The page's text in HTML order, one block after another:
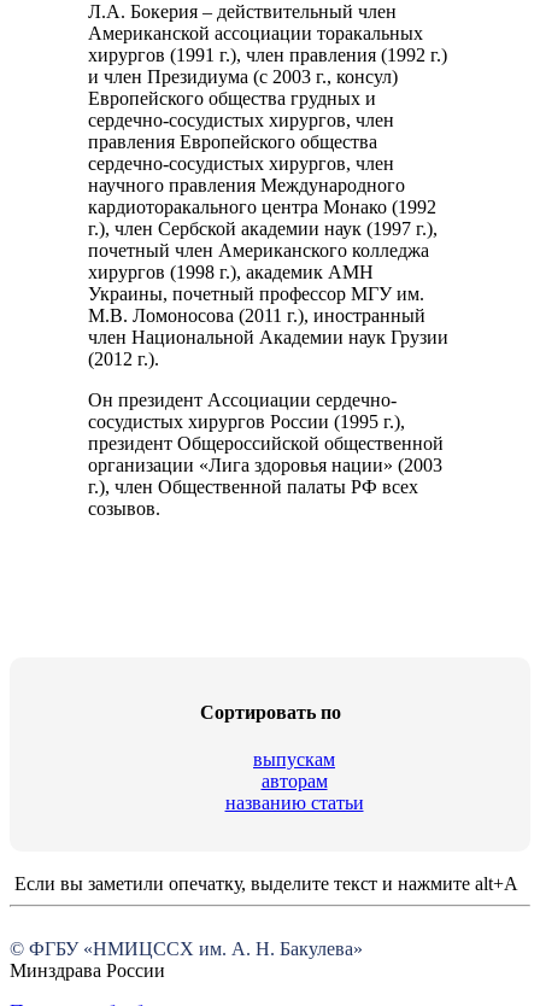
Л.А. Бокерия – действительный член
Американской ассоциации торакальных
хирургов (1991 г.), член правления (1992 г.)
и член Президиума (с 2003 г., консул)
Европейского общества грудных и
сердечно-сосудистых хирургов, член
правления Европейского общества
сердечно-сосудистых хирургов, член
научного правления Международного
кардиоторакального центра Монако (1992
г.), член Сербской академии наук (1997 г.),
почетный член Американского колледжа
хирургов (1998 г.), академик АМН
Украины, почетный профессор МГУ им.
М.В. Ломоносова (2011 г.), иностранный
член Национальной Академии наук Грузии
(2012 г.).
Он президент Ассоциации сердечно-
сосудистых хирургов России (1995 г.),
президент Общероссийской общественной
организации «Лига здоровья нации» (2003
г.), член Общественной палаты РФ всех
созывов.
Cортировать по
выпускам
авторам
названию статьи
Если вы заметили опечатку, выделите текст и нажмите alt+A
© ФГБУ «НМИЦССХ им. А. Н. Бакулева»
Минздрава России